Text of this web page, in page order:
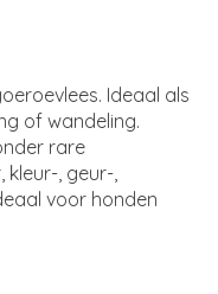
Ideaal als
of wandeling.
rare
kleur-, geur-,
voor honden